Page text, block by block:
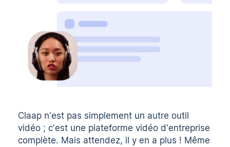
Claap n'est pas simplement un autre outil
vidéo ; c'est une plateforme vidéo d'entreprise
complète. Mais attendez, il y en a plus ! Même